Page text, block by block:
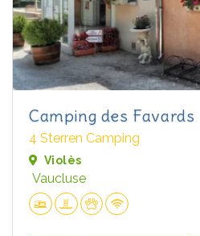
Camping des Favards
4 Sterren Camping
Violès
Vaucluse